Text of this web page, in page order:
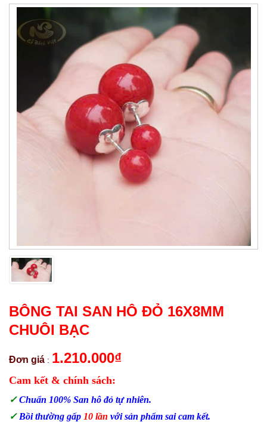
BÔNG TAI SAN HÔ ĐỎ 16X8MM
CHUÔI BẠC
Đơn giá : 1.210.000₫
Cam kết & chính sách:
✓ Chuẩn 100% San hô đỏ tự nhiên.
✓ Bồi thường gấp 10 lần với sản phẩm sai cam kết.